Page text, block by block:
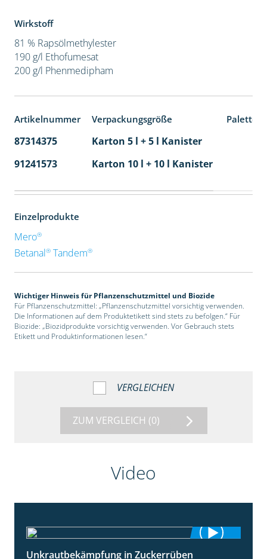
Wirkstoff
81 % Rapsölmethylester
190 g/l Ethofumesat
200 g/l Phenmedipham
Artikelnummer Verpackungsgröße
87314375 Karton 5 l + 5 l Kanister
91241573
Karton 10 l + 10 l Kanister
Einzelprodukte
Mero®
Betanal®Tandem®
Wichtiger Hinweis für Pflanzenschutzmittel und Biozide
Für Pflanzenschutzmittel: „Pflanzenschutzmittel vorsichtig verwenden.
Die Informationen auf dem Produktetikett sind stets zu befolgen.“ Für
Biozide: „Biozidprodukte vorsichtig verwenden. Vor Gebrauch stets
Etikett und Produktinformationen lesen.“
VERGLEICHEN
ZUM VERGLEICH (0)
Video
Unkrautbekämpfung in Zuckerrüben